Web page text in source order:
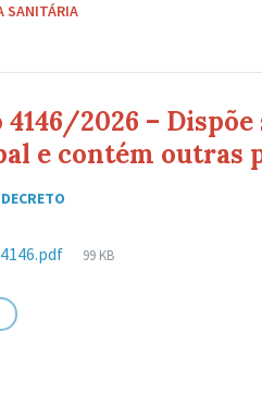
SANITÁRIA
4146/2026 –
e contém outras
DECRETO
Tamanho
99 KB